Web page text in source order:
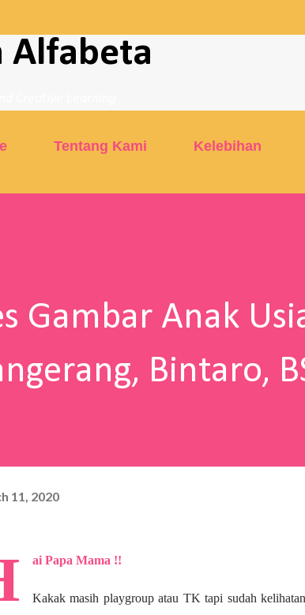
Alfabeta
Tentang Kami Kelebihan
Gambar Anak
Bintaro,
11, 2020
ai Papa Mama !!
Kakak masih playgroup atau TK tapi sudah